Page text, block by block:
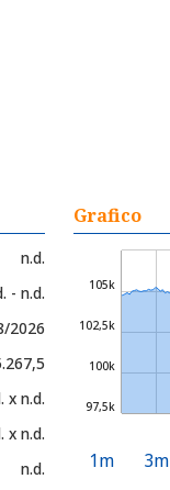
n.d.
- n.d.
2026
x n.d.
x n.d.
n.d.
Grafico
97,5k
100k
102,5k
105k
1m 3m